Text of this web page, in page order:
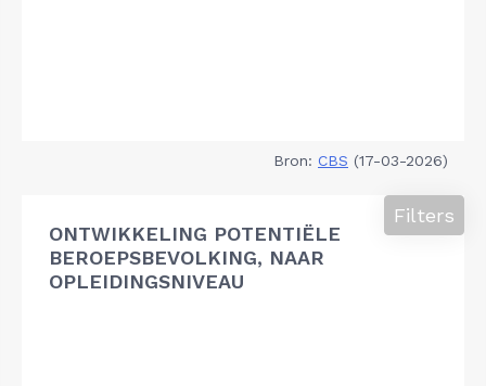
Bron: CBS (17-03-2026)
ONTWIKKELING POTENTIËLE
BEROEPSBEVOLKING, NAAR
OPLEIDINGSNIVEAU
Filters